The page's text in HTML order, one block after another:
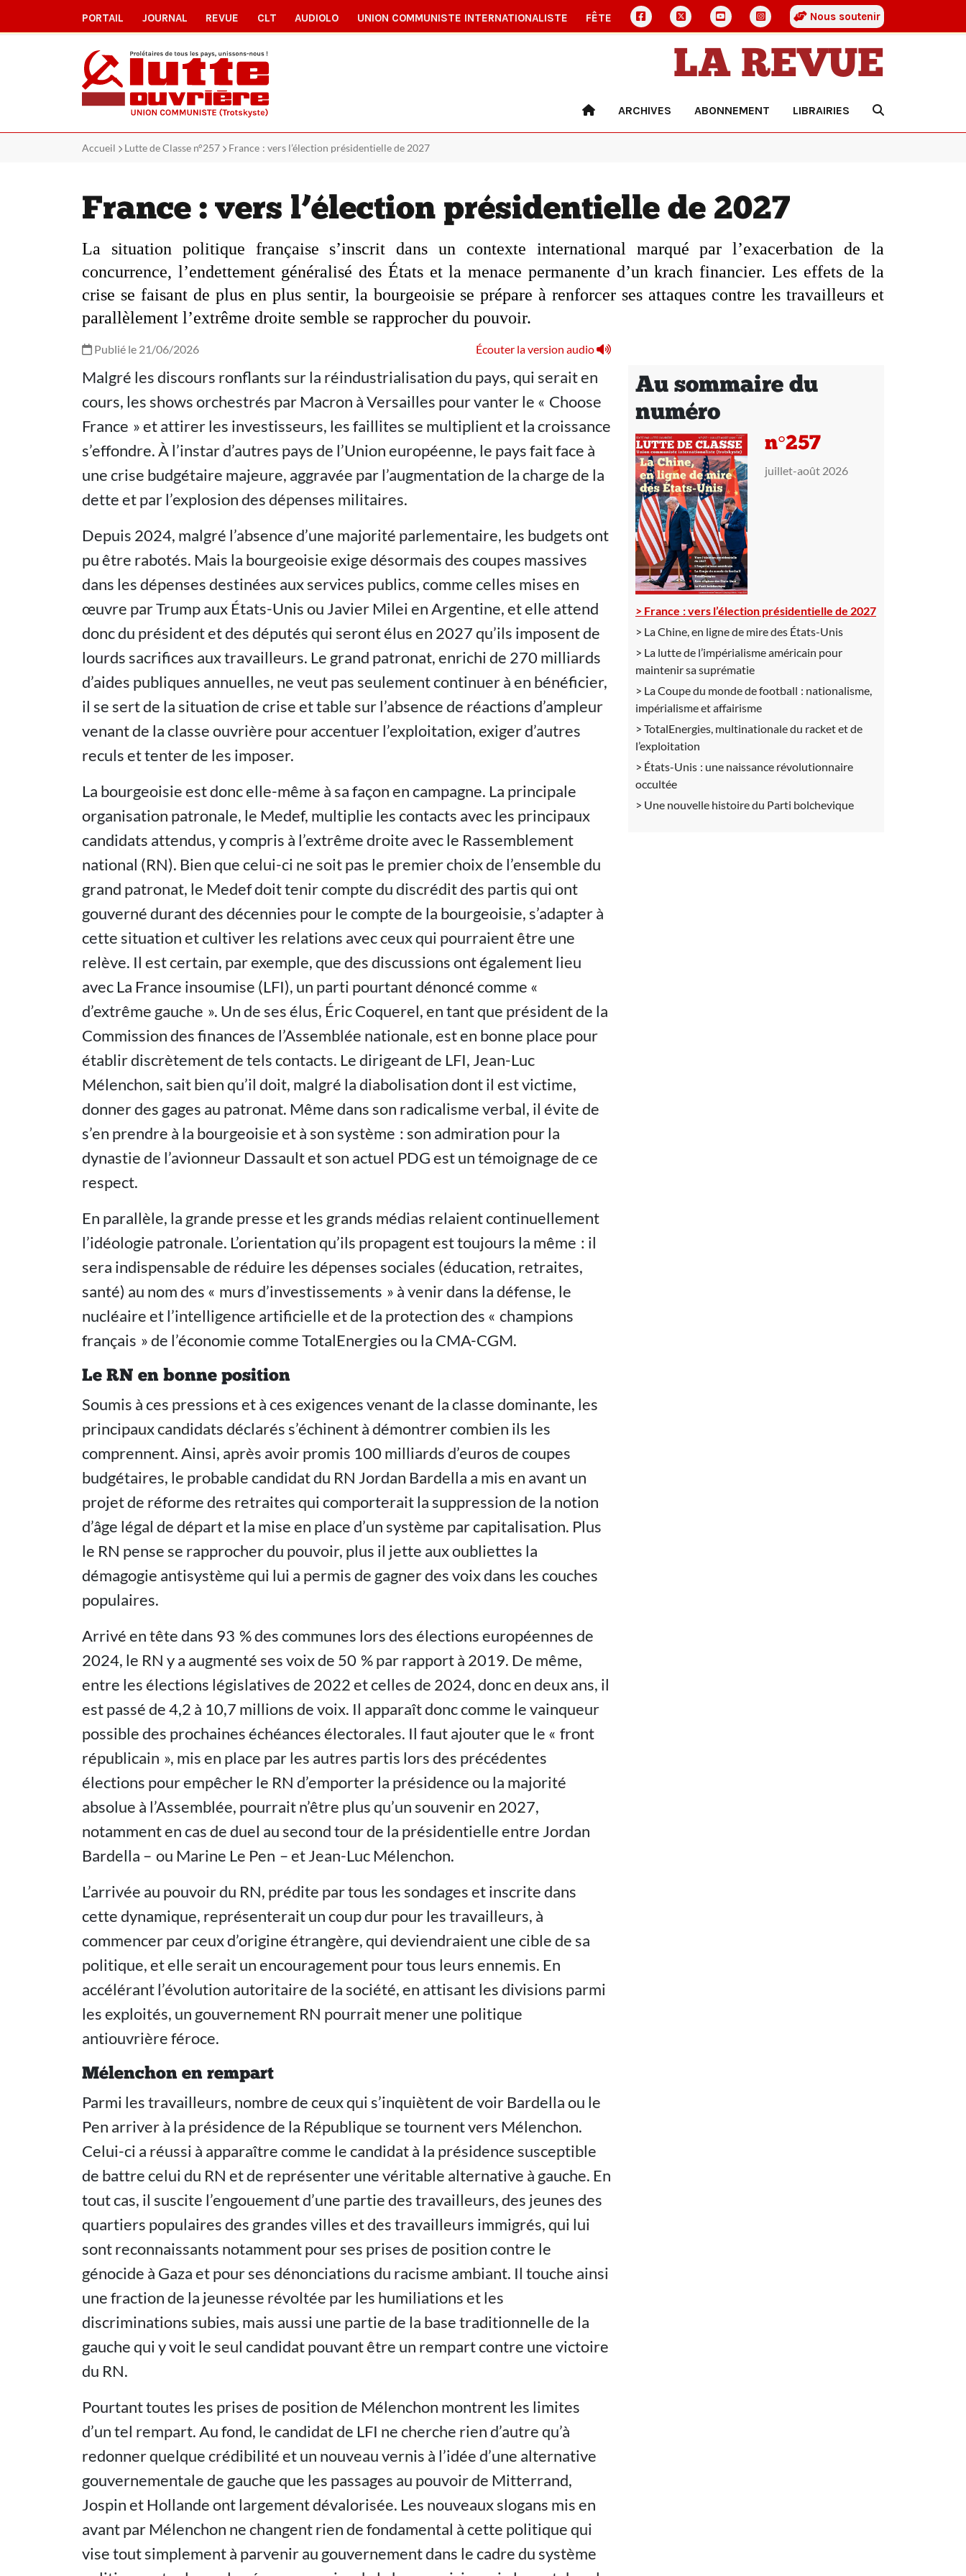
PORTAIL JOURNAL REVUE CLT AUDIOLO UNION COMMUNISTE INTERNATIONALISTE FÊTE Nous soutenir
LA REVUE
ARCHIVES ABONNEMENT LIBRAIRIES
Accueil Lutte de Classe n°257 France : vers l’élection présidentielle de 2027
France : vers l’élection présidentielle de 2027
La situation politique française s’inscrit dans un contexte international marqué par l’exacerbation de la
concurrence, l’endettement généralisé des États et la menace permanente d’un krach financier. Les effets de la
crise se faisant de plus en plus sentir, la bourgeoisie se prépare à renforcer ses attaques contre les travailleurs et
parallèlement l’extrême droite semble se rapprocher du pouvoir.
Publié le 21/06/2026 Écouter la version audio
Malgré les discours ronflants sur la réindustrialisation du pays, qui serait en
cours, les shows orchestrés par Macron à Versailles pour vanter le « Choose
France » et attirer les investisseurs, les faillites se multiplient et la croissance
s’effondre. À l’instar d’autres pays de l’Union européenne, le pays fait face à
une crise budgétaire majeure, aggravée par l’augmentation de la charge de la
dette et par l’explosion des dépenses militaires.
Depuis 2024, malgré l’absence d’une majorité parlementaire, les budgets ont
pu être rabotés. Mais la bourgeoisie exige désormais des coupes massives
dans les dépenses destinées aux services publics, comme celles mises en
œuvre par Trump aux États-Unis ou Javier Milei en Argentine, et elle attend
donc du président et des députés qui seront élus en 2027 qu’ils imposent de
lourds sacrifices aux travailleurs. Le grand patronat, enrichi de 270 milliards
d’aides publiques annuelles, ne veut pas seulement continuer à en bénéficier,
il se sert de la situation de crise et table sur l’absence de réactions d’ampleur
venant de la classe ouvrière pour accentuer l’exploitation, exiger d’autres
reculs et tenter de les imposer.
La bourgeoisie est donc elle-même à sa façon en campagne. La principale
organisation patronale, le Medef, multiplie les contacts avec les principaux
candidats attendus, y compris à l’extrême droite avec le Rassemblement
national (RN). Bien que celui-ci ne soit pas le premier choix de l’ensemble du
grand patronat, le Medef doit tenir compte du discrédit des partis qui ont
gouverné durant des décennies pour le compte de la bourgeoisie, s’adapter à
cette situation et cultiver les relations avec ceux qui pourraient être une
relève. Il est certain, par exemple, que des discussions ont également lieu
avec La France insoumise (LFI), un parti pourtant dénoncé comme «
d’extrême gauche ». Un de ses élus, Éric Coquerel, en tant que président de la
Commission des finances de l’Assemblée nationale, est en bonne place pour
établir discrètement de tels contacts. Le dirigeant de LFI, Jean-Luc
Mélenchon, sait bien qu’il doit, malgré la diabolisation dont il est victime,
donner des gages au patronat. Même dans son radicalisme verbal, il évite de
s’en prendre à la bourgeoisie et à son système : son admiration pour la
dynastie de l’avionneur Dassault et son actuel PDG est un témoignage de ce
respect.
En parallèle, la grande presse et les grands médias relaient continuellement
l’idéologie patronale. L’orientation qu’ils propagent est toujours la même : il
sera indispensable de réduire les dépenses sociales (éducation, retraites,
santé) au nom des « murs d’investissements » à venir dans la défense, le
nucléaire et l’intelligence artificielle et de la protection des « champions
français » de l’économie comme TotalEnergies ou la CMA-CGM.
Le RN en bonne position
Soumis à ces pressions et à ces exigences venant de la classe dominante, les
principaux candidats déclarés s’échinent à démontrer combien ils les
comprennent. Ainsi, après avoir promis 100 milliards d’euros de coupes
budgétaires, le probable candidat du RN Jordan Bardella a mis en avant un
projet de réforme des retraites qui comporterait la suppression de la notion
d’âge légal de départ et la mise en place d’un système par capitalisation. Plus
le RN pense se rapprocher du pouvoir, plus il jette aux oubliettes la
démagogie antisystème qui lui a permis de gagner des voix dans les couches
populaires.
Arrivé en tête dans 93 % des communes lors des élections européennes de
2024, le RN y a augmenté ses voix de 50 % par rapport à 2019. De même,
entre les élections législatives de 2022 et celles de 2024, donc en deux ans, il
est passé de 4,2 à 10,7 millions de voix. Il apparaît donc comme le vainqueur
possible des prochaines échéances électorales. Il faut ajouter que le « front
républicain », mis en place par les autres partis lors des précédentes
élections pour empêcher le RN d’emporter la présidence ou la majorité
absolue à l’Assemblée, pourrait n’être plus qu’un souvenir en 2027,
notamment en cas de duel au second tour de la présidentielle entre Jordan
Bardella – ou Marine Le Pen – et Jean-Luc Mélenchon.
L’arrivée au pouvoir du RN, prédite par tous les sondages et inscrite dans
cette dynamique, représenterait un coup dur pour les travailleurs, à
commencer par ceux d’origine étrangère, qui deviendraient une cible de sa
politique, et elle serait un encouragement pour tous leurs ennemis. En
accélérant l’évolution autoritaire de la société, en attisant les divisions parmi
les exploités, un gouvernement RN pourrait mener une politique
antiouvrière féroce.
Mélenchon en rempart
Parmi les travailleurs, nombre de ceux qui s’inquiètent de voir Bardella ou le
Pen arriver à la présidence de la République se tournent vers Mélenchon.
Celui-ci a réussi à apparaître comme le candidat à la présidence susceptible
de battre celui du RN et de représenter une véritable alternative à gauche. En
tout cas, il suscite l’engouement d’une partie des travailleurs, des jeunes des
quartiers populaires des grandes villes et des travailleurs immigrés, qui lui
sont reconnaissants notamment pour ses prises de position contre le
génocide à Gaza et pour ses dénonciations du racisme ambiant. Il touche ainsi
une fraction de la jeunesse révoltée par les humiliations et les
discriminations subies, mais aussi une partie de la base traditionnelle de la
gauche qui y voit le seul candidat pouvant être un rempart contre une victoire
du RN.
Pourtant toutes les prises de position de Mélenchon montrent les limites
d’un tel rempart. Au fond, le candidat de LFI ne cherche rien d’autre qu’à
redonner quelque crédibilité et un nouveau vernis à l’idée d’une alternative
gouvernementale de gauche que les passages au pouvoir de Mitterrand,
Jospin et Hollande ont largement dévalorisée. Les nouveaux slogans mis en
avant par Mélenchon ne changent rien de fondamental à cette politique qui
vise tout simplement à parvenir au gouvernement dans le cadre du système
Au sommaire du
numéro
n°257
juillet-août 2026
France : vers l’élection présidentielle de 2027
La Chine, en ligne de mire des États-Unis
La lutte de l’impérialisme américain pour
maintenir sa suprématie
La Coupe du monde de football : nationalisme,
impérialisme et affairisme
TotalEnergies, multinationale du racket et de
l’exploitation
États-Unis : une naissance révolutionnaire
occultée
Une nouvelle histoire du Parti bolchevique